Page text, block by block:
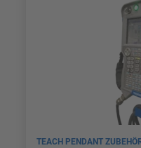
TEACH PENDANT